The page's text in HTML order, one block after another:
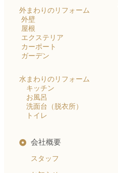
外まわりのリフォーム
外壁
屋根
エクステリア
カーポート
ガーデン
水まわりのリフォーム
キッチン
お風呂
洗面台（脱衣所）
トイレ
会社概要
スタッフ